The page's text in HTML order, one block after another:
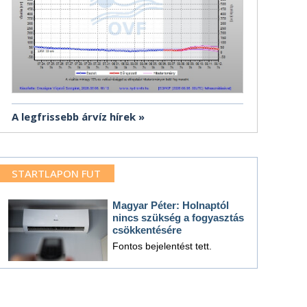
A legfrissebb árvíz hírek
STARTLAPON FUT
Magyar Péter: Holnaptól
nincs szükség a fogyasztás
csökkentésére
Fontos bejelentést tett.